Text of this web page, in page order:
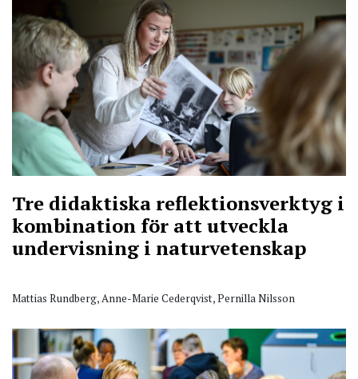
Tre didaktiska reflektionsverktyg i
kombination för att utveckla
undervisning i naturvetenskap
Mattias Rundberg, Anne-Marie Cederqvist, Pernilla Nilsson